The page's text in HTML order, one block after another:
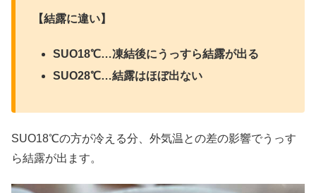
【結露に違い】
SUO18℃…凍結後にうっすら結露が出る
SUO28℃…結露はほぼ出ない
SUO18℃の方が冷える分、外気温との差の影響でうっす
ら結露が出ます。